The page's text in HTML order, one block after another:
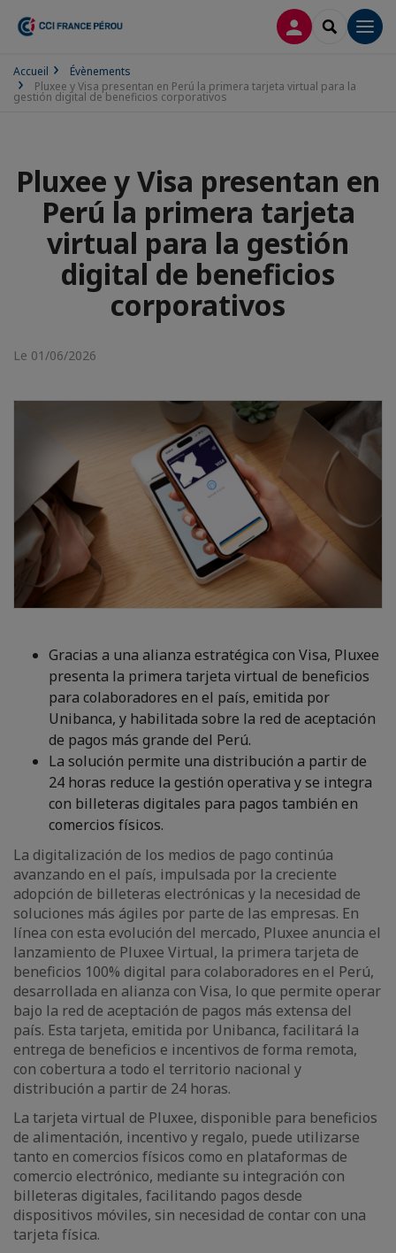
CONNEXION
Accueil
Évènements
Pluxee y Visa presentan en Perú la primera tarjeta virtual para la
gestión digital de beneficios corporativos
Pluxee y Visa presentan en
Perú la primera tarjeta
virtual para la gestión
digital de beneficios
corporativos
Le 01/06/2026
Gracias a una alianza estratégica con Visa, Pluxee
presenta la primera tarjeta virtual de beneficios
para colaboradores en el país, emitida por
Unibanca, y habilitada sobre la red de aceptación
de pagos más grande del Perú.
La solución permite una distribución a partir de
24 horas reduce la gestión operativa y se integra
con billeteras digitales para pagos también en
comercios físicos.
La digitalización de los medios de pago continúa
avanzando en el país, impulsada por la creciente
adopción de billeteras electrónicas y la necesidad de
soluciones más ágiles por parte de las empresas. En
línea con esta evolución del mercado, Pluxee anuncia el
lanzamiento de Pluxee Virtual, la primera tarjeta de
beneficios 100% digital para colaboradores en el Perú,
desarrollada en alianza con Visa, lo que permite operar
bajo la red de aceptación de pagos más extensa del
país. Esta tarjeta, emitida por Unibanca, facilitará la
entrega de beneficios e incentivos de forma remota,
con cobertura a todo el territorio nacional y
distribución a partir de 24 horas.
La tarjeta virtual de Pluxee, disponible para beneficios
de alimentación, incentivo y regalo, puede utilizarse
tanto en comercios físicos como en plataformas de
comercio electrónico, mediante su integración con
billeteras digitales, facilitando pagos desde
dispositivos móviles, sin necesidad de contar con una
tarjeta física.